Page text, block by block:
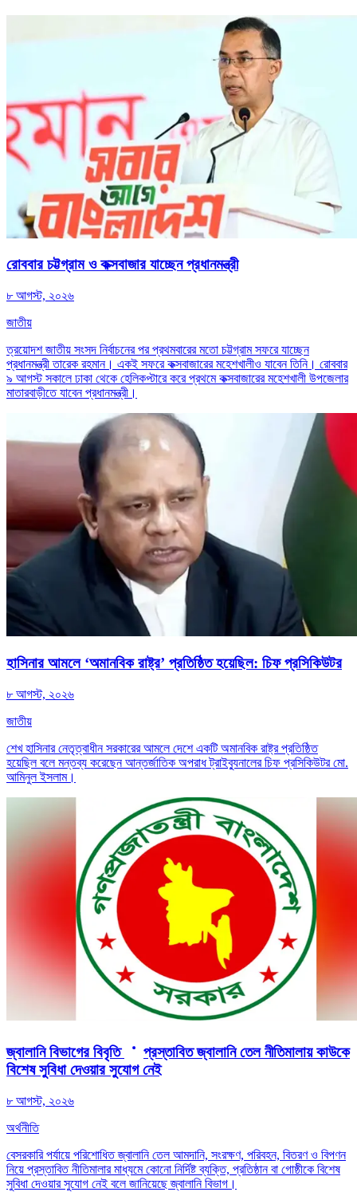
রোববার চট্টগ্রাম ও কক্সবাজার যাচ্ছেন প্রধানমন্ত্রী
৮ আগস্ট, ২০২৬
জাতীয়
ত্রয়োদশ জাতীয় সংসদ নির্বাচনের পর প্রথমবারের মতো চট্টগ্রাম সফরে যাচ্ছেন
প্রধানমন্ত্রী তারেক রহমান। একই সফরে কক্সবাজারের মহেশখালীও যাবেন তিনি। রোববার
৯ আগস্ট সকালে ঢাকা থেকে হেলিকপ্টারে করে প্রথমে কক্সবাজারের মহেশখালী উপজেলার
মাতারবাড়ীতে যাবেন প্রধানমন্ত্রী।
হাসিনার আমলে ‘অমানবিক রাষ্ট্র’ প্রতিষ্ঠিত হয়েছিল: চিফ প্রসিকিউটর
৮ আগস্ট, ২০২৬
জাতীয়
শেখ হাসিনার নেতৃত্বাধীন সরকারের আমলে দেশে একটি অমানবিক রাষ্ট্র প্রতিষ্ঠিত
হয়েছিল বলে মন্তব্য করেছেন আন্তর্জাতিক অপরাধ ট্রাইব্যুনালের চিফ প্রসিকিউটর মো.
আমিনুল ইসলাম।
জ্বালানি বিভাগের বিবৃতি
প্রস্তাবিত জ্বালানি তেল নীতিমালায় কাউকে
বিশেষ সুবিধা দেওয়ার সুযোগ নেই
৮ আগস্ট, ২০২৬
অর্থনীতি
বেসরকারি পর্যায়ে পরিশোধিত জ্বালানি তেল আমদানি, সংরক্ষণ, পরিবহন, বিতরণ ও বিপণন
নিয়ে প্রস্তাবিত নীতিমালার মাধ্যমে কোনো নির্দিষ্ট ব্যক্তি, প্রতিষ্ঠান বা গোষ্ঠীকে বিশেষ
সুবিধা দেওয়ার সুযোগ নেই বলে জানিয়েছে জ্বালানি বিভাগ।